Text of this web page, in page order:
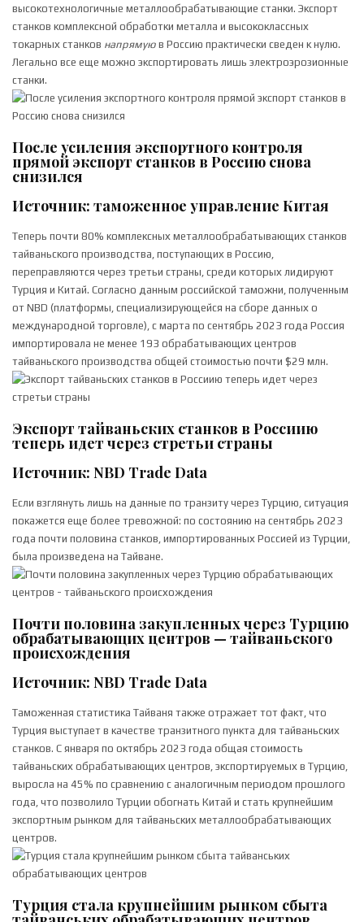
высокотехнологичные металлообрабатывающие станки. Экспорт
станков комплексной обработки металла и высококлассных
токарных станков напрямую в Россию практически сведен к нулю.
Легально все еще можно экспортировать лишь электроэрозионные
станки.
После усиления экспортного контроля
прямой экспорт станков в Россию снова
снизился
Источник: таможенное управление Китая
Теперь почти 80% комплексных металлообрабатывающих станков
тайваньского производства, поступающих в Россию,
переправляются через третьи страны, среди которых лидируют
Турция и Китай. Согласно данным российской таможни, полученным
от NBD (платформы, специализирующейся на сборе данных о
международной торговле), с марта по сентябрь 2023 года Россия
импортировала не менее 193 обрабатывающих центров
тайваньского производства общей стоимостью почти $29 млн.
Экспорт тайваньских станков в Россиию
теперь идет через стретьи страны
Источник: NBD Trade Data
Если взглянуть лишь на данные по транзиту через Турцию, ситуация
покажется еще более тревожной: по состоянию на сентябрь 2023
года почти половина станков, импортированных Россией из Турции,
была произведена на Тайване.
Почти половина закупленных через Турцию
обрабатывающих центров — тайваньского
происхождения
Источник: NBD Trade Data
Таможенная статистика Тайваня также отражает тот факт, что
Турция выступает в качестве транзитного пункта для тайваньских
станков. С января по октябрь 2023 года общая стоимость
тайваньских обрабатывающих центров, экспортируемых в Турцию,
выросла на 45% по сравнению с аналогичным периодом прошлого
года, что позволило Турции обогнать Китай и стать крупнейшим
экспортным рынком для тайваньских металлообрабатывающих
центров.
Турция стала крупнейшим рынком сбыта